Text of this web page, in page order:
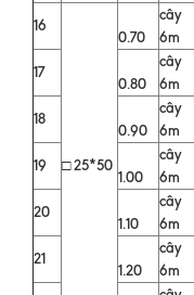
16
□ 25*50
0.70
cây
6m
17
0.80
cây
6m
18
0.90
cây
6m
19
1.00
cây
6m
20
1.10
cây
6m
21
1.20
cây
6m